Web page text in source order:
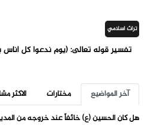
تراث اسلامي
تفسير قوله تعالى: (يوم ندعوا كل أناس
آخر المواضيع مختارات
الاكثر
هل كان الحسين (ع) خائفاً عند خروجه من